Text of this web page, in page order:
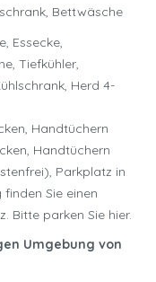
Bettwäsche
Essecke,
Tiefkühler,
Herd 4-
Handtüchern
Handtüchern
Parkplatz in
Sie einen
Bitte parken Sie hier.
Umgebung von